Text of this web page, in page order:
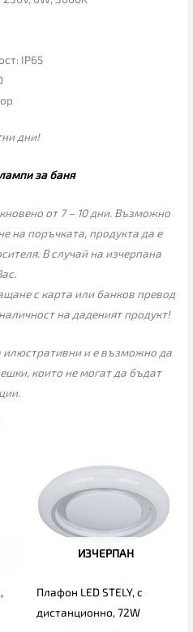
IP65
дни!
за баня
от 7 – 10 дни. Възможно
на поръчката, продукта да е
В случай на изчерпана
с карта или банков превод
на даденият продукт!
илюстративни и е възможно да
които не могат да бъдат
ИЗЧЕРПАН
Плафон LED STELY, с
дистанционно, 72W